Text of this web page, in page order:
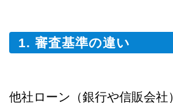
1. 審査基準の違い
他社ローン（銀行や信販会社